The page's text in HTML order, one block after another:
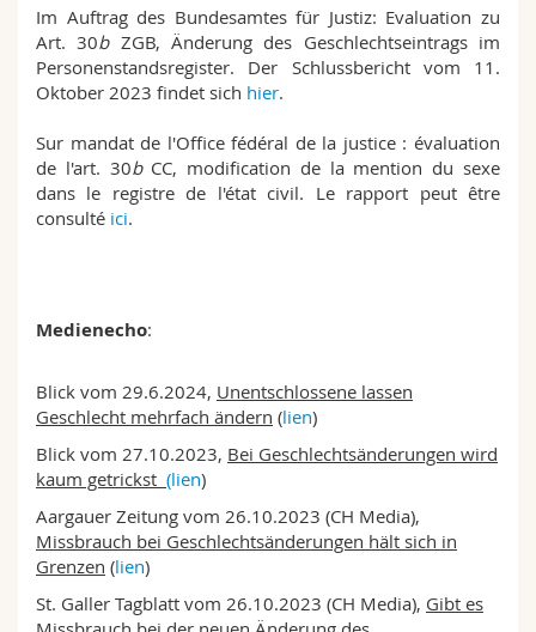
Sciences et médecine
Interfacultaire
Collaborateurs
Doctorants
Webmail
Programme des cours
MyUnifr
Im Auftrag des Bundesamtes für Justiz: Evaluation zu
Art. 30bZGB, Änderung des Geschlechtseintrags im
Personenstandsregister. Der Schlussbericht vom 11.
Oktober 2023 findet sich hier.
Sur mandat de l'Office fédéral de la justice : évaluation
de l'art. 30bCC, modification de la mention du sexe
dans le registre de l'état civil. Le rapport peut être
consulté ici.
Medienecho:
Blick vom 29.6.2024, Unentschlossene lassen
Geschlecht mehrfach ändern (lien)
Blick vom 27.10.2023, Bei Geschlechtsänderungen wird
kaum getrickst (lien)
Aargauer Zeitung vom 26.10.2023 (CH Media),
Missbrauch bei Geschlechtsänderungen hält sich in
Grenzen (lien)
St. Galler Tagblatt vom 26.10.2023 (CH Media), Gibt es